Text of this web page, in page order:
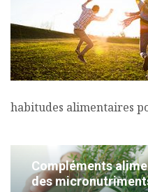
habitudes alimentaires
Compléments
des